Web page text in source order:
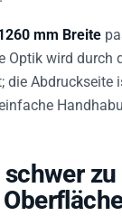
mm Breite
Optik wird durch
die Abdruckseite
zu